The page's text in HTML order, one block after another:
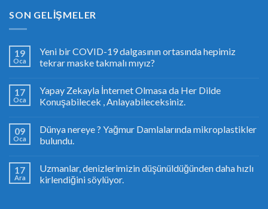
SON GELIŞMELER
19
Oca
Yeni bir COVID-19 dalgasının ortasında hepimiz
tekrar maske takmalı mıyız?
17
Oca
Yapay Zekayla İnternet Olmasa da Her Dilde
Konuşabilecek , Anlayabileceksiniz.
09
Oca
Dünya nereye ? Yağmur Damlalarında mikroplastikler
bulundu.
17
Ara
Uzmanlar, denizlerimizin düşünüldüğünden daha hızlı
kirlendiğini söylüyor.